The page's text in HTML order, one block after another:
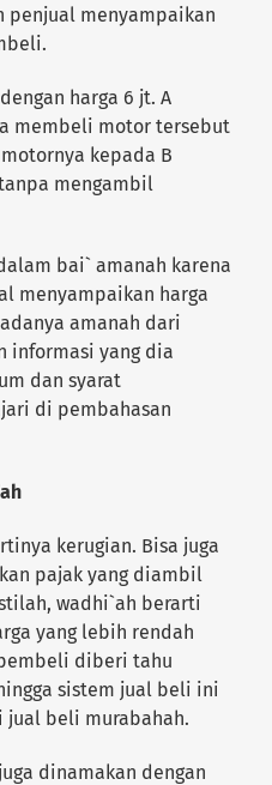
penjual menyampaikan
harga 6 jt. A
membeli motor tersebut
kepada B
mengambil
bai` amanah karena
menyampaikan harga
amanah dari
informasi yang dia
dan syarat
di pembahasan
kerugian. Bisa juga
pajak yang diambil
wadhi`ah berarti
yang lebih rendah
diberi tahu
sistem jual beli ini
jual beli murabahah.
dinamakan dengan